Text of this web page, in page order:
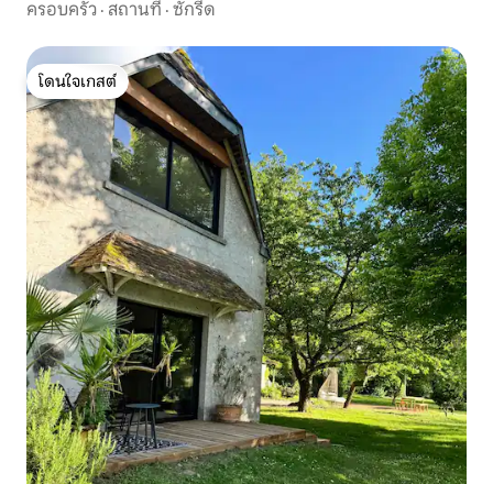
ครอบครัว · สถานที่ · ซักรีด
โดนใจเกสต์
โดนใจเกสต์